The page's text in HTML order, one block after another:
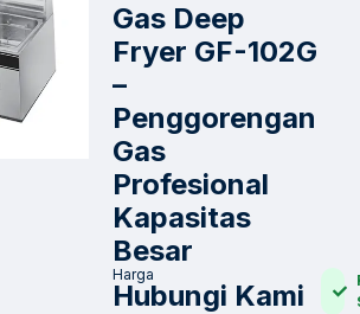
Gas Deep
Fryer GF-102G
–
Penggorengan
Gas
Profesional
Kapasitas
Besar
Harga
Hubungi Kami